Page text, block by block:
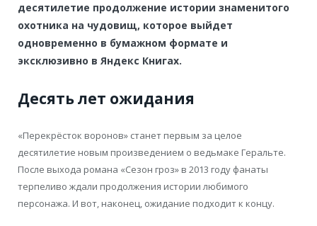
десятилетие продолжение истории знаменитого
охотника на чудовищ, которое выйдет
одновременно в бумажном формате и
эксклюзивно в Яндекс Книгах.
Десять лет ожидания
«Перекрёсток воронов» станет первым за целое
десятилетие новым произведением о ведьмаке Геральте.
После выхода романа «Сезон гроз» в 2013 году фанаты
терпеливо ждали продолжения истории любимого
персонажа. И вот, наконец, ожидание подходит к концу.